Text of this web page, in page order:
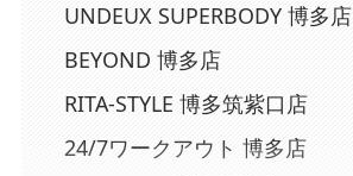
UNDEUX SUPERBODY 博多店
BEYOND 博多店
RITA-STYLE 博多筑紫口店
24/7ワークアウト 博多店